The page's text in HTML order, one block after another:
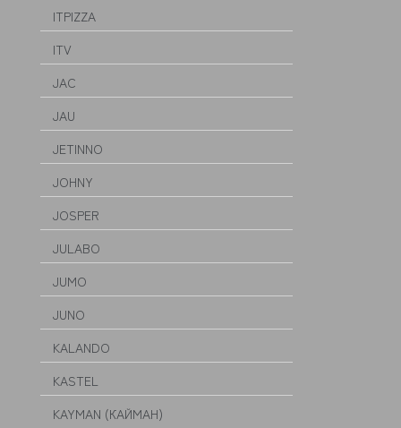
ITPIZZA
ITV
JAC
JAU
JETINNO
JOHNY
JOSPER
JULABO
JUMO
JUNO
KALANDO
KASTEL
KAYMAN (КАЙМАН)